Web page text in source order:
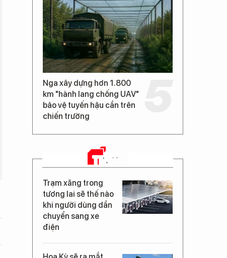
Nga xây dựng hơn 1.800
km "hành lang chống UAV"
bảo vệ tuyến hậu cần trên
chiến trường
TIN MỚI
Trạm xăng trong
tương lai sẽ thế nào
khi người dùng dần
chuyển sang xe
điện